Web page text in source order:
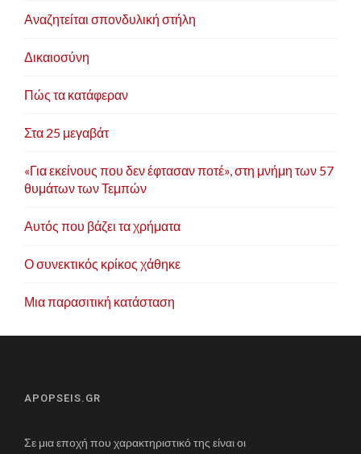
Αναζητείται σπονδυλική στήλη
Δικαιοσύνη
Πώς τα κατάφεραν
Στα 25 μεγαβάτ
«Για εκείνους που δεν έφτασαν ποτέ», στη μνήμη των 57
θυμάτων των Τεμπών
Αυτός που βάζει τα χρήματα
Ο συνεκτικός κρίκος χάθηκε
Μια παρασιτική κατάσταση
APOPSEIS.GR
Σε μια εποχή που χαρακτηριστικό της είναι οι